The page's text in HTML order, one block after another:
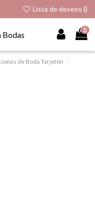
Lista de deseos ()
0
de Boda Tarjetón